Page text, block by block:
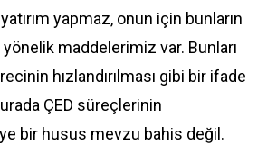
yapmaz, onun için bunların
yönelik maddelerimiz var. Bunları
hızlandırılması gibi bir ifade
ÇED süreçlerinin
bir husus mevzu bahis değil.